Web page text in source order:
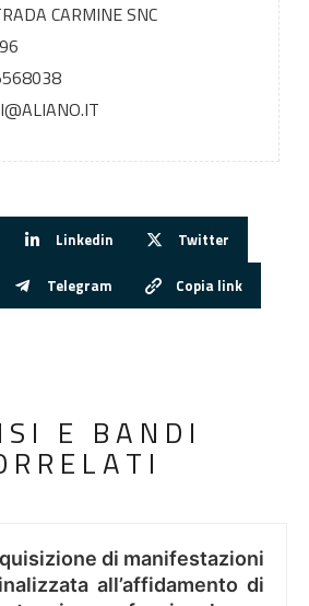
CARMINE SNC
Linkedin Twitter
Telegram Copia link
E BANDI
di manifestazioni
all’affidamento di